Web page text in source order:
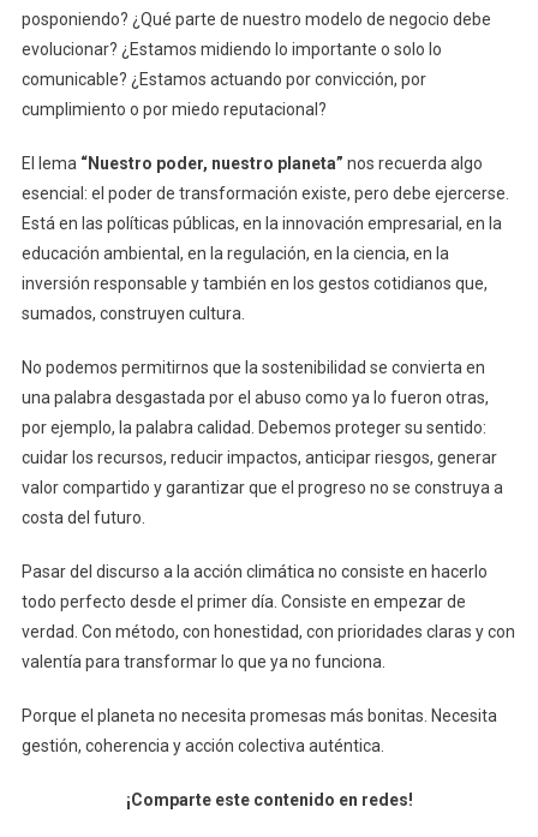
posponiendo? ¿Qué parte de nuestro modelo de negocio debe
evolucionar? ¿Estamos midiendo lo importante o solo lo
comunicable? ¿Estamos actuando por convicción, por
cumplimiento o por miedo reputacional?
El lema “Nuestro poder, nuestro planeta” nos recuerda algo
esencial: el poder de transformación existe, pero debe ejercerse.
Está en las políticas públicas, en la innovación empresarial, en la
educación ambiental, en la regulación, en la ciencia, en la
inversión responsable y también en los gestos cotidianos que,
sumados, construyen cultura.
No podemos permitirnos que la sostenibilidad se convierta en
una palabra desgastada por el abuso como ya lo fueron otras,
por ejemplo, la palabra calidad. Debemos proteger su sentido:
cuidar los recursos, reducir impactos, anticipar riesgos, generar
valor compartido y garantizar que el progreso no se construya a
costa del futuro.
Pasar del discurso a la acción climática no consiste en hacerlo
todo perfecto desde el primer día. Consiste en empezar de
verdad. Con método, con honestidad, con prioridades claras y con
valentía para transformar lo que ya no funciona.
Porque el planeta no necesita promesas más bonitas. Necesita
gestión, coherencia y acción colectiva auténtica.
¡Comparte este contenido en redes!